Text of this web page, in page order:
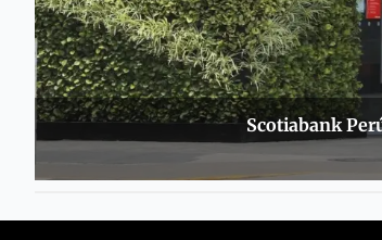
Scotiabank